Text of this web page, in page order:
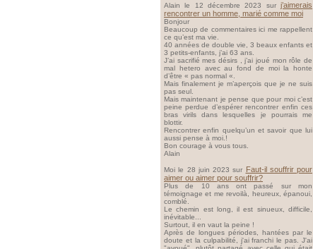
Alain le 12 décembre 2023 sur j’aimerais
rencontrer un homme, marié comme moi
Bonjour
Beaucoup de commentaires ici me rappellent
ce qu’est ma vie.
40 années de double vie, 3 beaux enfants et
3 petits-enfants, j’ai 63 ans.
J’ai sacrifié mes désirs , j’ai joué mon rôle de
mal hetero avec au fond de moi la honte
d’être « pas normal «.
Mais finalement je m’aperçois que je ne suis
pas seul.
Mais maintenant je pense que pour moi c’est
peine perdue d’espérer rencontrer enfin ces
bras virils dans lesquelles je pourrais me
blottir.
Rencontrer enfin quelqu’un et savoir que lui
aussi pense à moi.!
Bon courage à vous tous.
Alain
Moi le 28 juin 2023 sur Faut-il souffrir pour
aimer ou aimer pour souffrir?
Plus de 10 ans ont passé sur mon
témoignage et me revoilà, heureux, épanoui,
comblé.
Le chemin est long, il est sinueux, difficile,
inévitable...
Surtout, il en vaut la peine !
Après de longues périodes, hantées par le
doute et la culpabilité, j'ai franchi le pas. J'ai